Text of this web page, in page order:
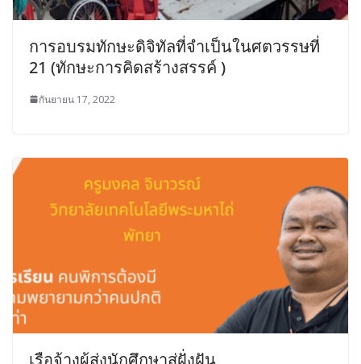
การอบรมทักษะดิจิทัลที่จำเป็นในศตวรรษที่
21 (ทักษะการคิดสร้างสรรค์ )
กันยายน 17, 2022